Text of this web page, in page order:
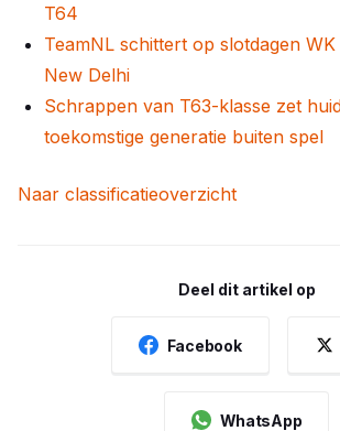
T64
TeamNL schittert op slotdagen
New Delhi
Schrappen van T63-klasse zet
toekomstige generatie buiten spel
Naar classificatieoverzicht
Deel dit artikel op
Facebook
WhatsApp